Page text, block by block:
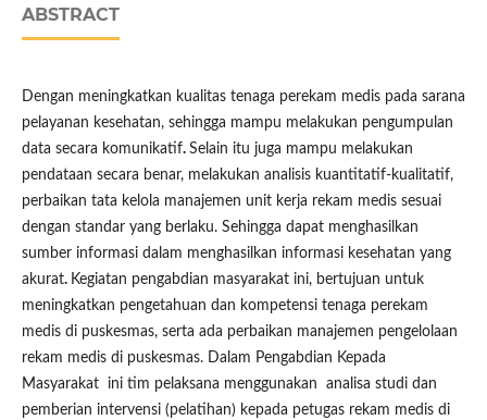
ABSTRACT
Dengan meningkatkan kualitas tenaga perekam medis pada sarana
pelayanan kesehatan, sehingga mampu melakukan pengumpulan
data secara komunikatif. Selain itu juga mampu melakukan
pendataan secara benar, melakukan analisis kuantitatif-kualitatif,
perbaikan tata kelola manajemen unit kerja rekam medis sesuai
dengan standar yang berlaku. Sehingga dapat menghasilkan
sumber informasi dalam menghasilkan informasi kesehatan yang
akurat. Kegiatan pengabdian masyarakat ini, bertujuan untuk
meningkatkan pengetahuan dan kompetensi tenaga perekam
medis di puskesmas, serta ada perbaikan manajemen pengelolaan
rekam medis di puskesmas. Dalam Pengabdian Kepada
Masyarakat ini tim pelaksana menggunakan analisa studi dan
pemberian intervensi (pelatihan) kepada petugas rekam medis di